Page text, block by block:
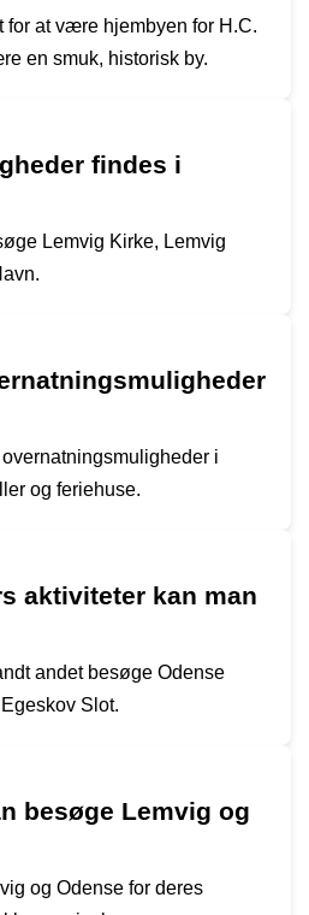
for at være hjembyen for H.C.
en smuk, historisk by.
findes i
Lemvig Kirke, Lemvig
i
og feriehuse.
aktiviteter kan man
andet besøge Odense
Slot.
besøge Lemvig og
og Odense for deres